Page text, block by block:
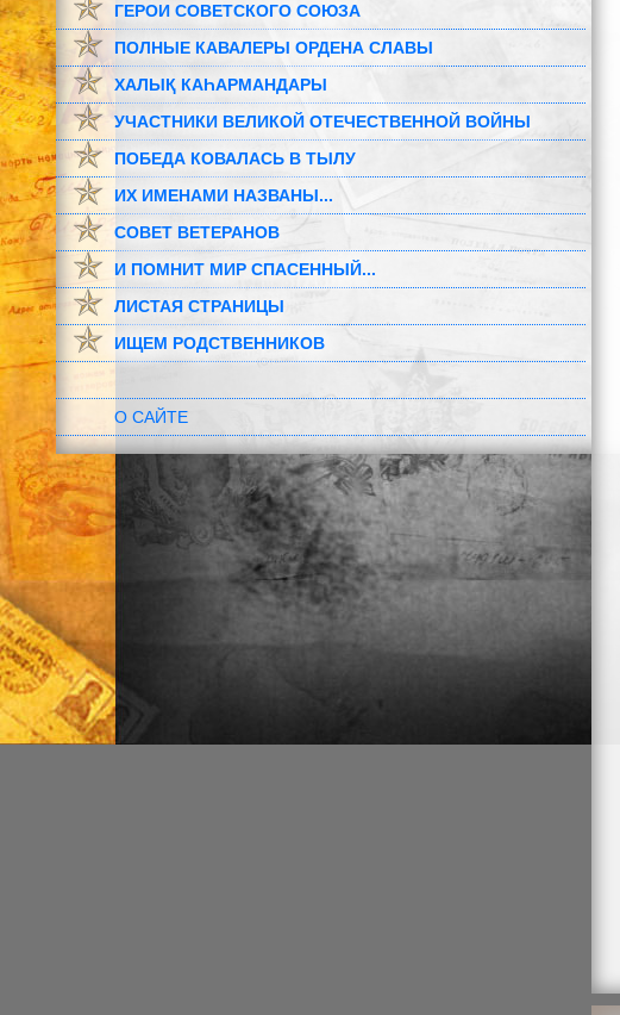
ГЕРОИ СОВЕТСКОГО СОЮЗА
ПОЛНЫЕ КАВАЛЕРЫ ОРДЕНА СЛАВЫ
ХАЛЫҚ КАҺАРМАНДАРЫ
УЧАСТНИКИ ВЕЛИКОЙ ОТЕЧЕСТВЕННОЙ ВОЙНЫ
ПОБЕДА КОВАЛАСЬ В ТЫЛУ
ИХ ИМЕНАМИ НАЗВАНЫ...
СОВЕТ ВЕТЕРАНОВ
И ПОМНИТ МИР СПАСЕННЫЙ...
ЛИСТАЯ СТРАНИЦЫ
ИЩЕМ РОДСТВЕННИКОВ
О САЙТЕ